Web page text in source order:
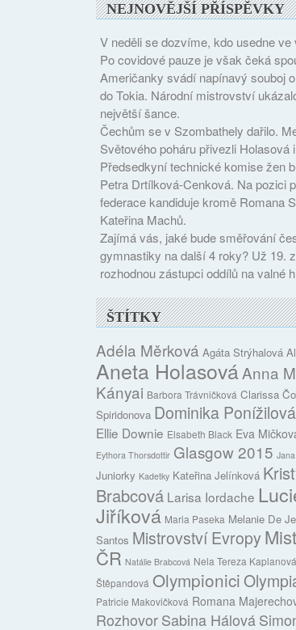
NEJNOVĚJŠÍ PŘÍSPĚVKY
V neděli se dozvíme, kdo usedne ve
Po covidové pauze je však čeká
Američanky svádí napínavý souboj
do Tokia. Národní mistrovství
největší šance.
Čechům se v Szombathely dařilo.
Světového poháru přivezli Holasová
Předsedkyní technické komise žen
Petra Drtílková-Cenková. Na pozici
federace kandiduje kromě Romana
Kateřina Machů.
Zajímá vás, jaké bude směřování
gymnastiky na další 4 roky? Už 19.
rozhodnou zástupci oddílů na valné
ŠTÍTKY
Adéla Měrková Agáta Strýhalová
Aneta HolasováAnna
Kányai Barbora Trávničková Clarissa
Spiridonova Dominika Ponížilová
Ellie Downie Elsabeth Black Eva
Eythora Thorsdottir Glasgow 2015
Juniorky Kadetky Kateřina Jelínková
Brabcová Larisa Iordache
Jiříková Maria Paseka Melanie De
Santos Mistrovství Evropy
ČR Natálie Brabcová Nela Tereza Kaplanová
Štěpandová Olympionici
Patricie Makovičková Romana
RozhovorSabina Hálová